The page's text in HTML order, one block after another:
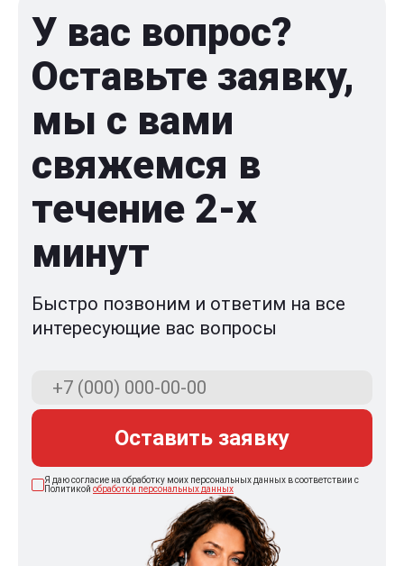
У вас вопрос?
Оставьте заявку,
мы с вами
свяжемся в
течение 2-x
минут
Быстро позвоним и ответим на все
интересующие вас вопросы
Оставить заявку
Я даю согласие на обработку моих персональных данных в соответствии с
Политикой обработки персональных данных